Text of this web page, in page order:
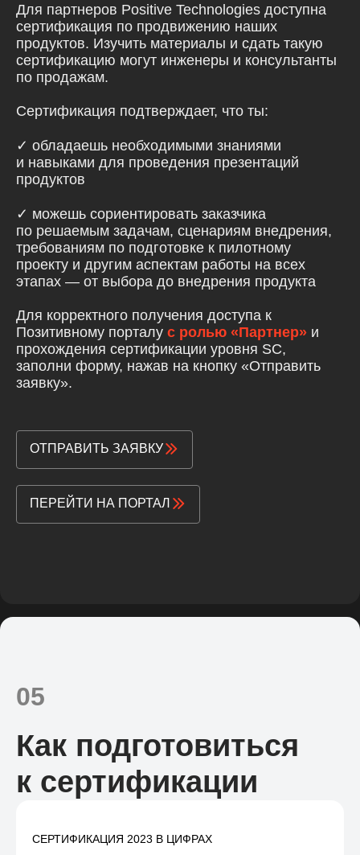
Для партнеров Positive Technologies доступна
сертификация по продвижению наших
продуктов. Изучить материалы и сдать такую
сертификацию могут инженеры и консультанты
по продажам.
Сертификация подтверждает, что ты:
✓ обладаешь необходимыми знаниями
и навыками для проведения презентаций
продуктов
✓ можешь сориентировать заказчика
по решаемым задачам, сценариям внедрения,
требованиям по подготовке к пилотному
проекту и другим аспектам работы на всех
этапах — от выбора до внедрения продукта
Для корректного получения доступа к
Позитивному порталу с ролью «Партнер» и
прохождения сертификации уровня SC,
заполни форму, нажав на кнопку «Отправить
заявку».
ОТПРАВИТЬ ЗАЯВКУ
ПЕРЕЙТИ НА ПОРТАЛ
05
Как подготовиться
к сертификации
СЕРТИФИКАЦИЯ 2023 В ЦИФРАХ